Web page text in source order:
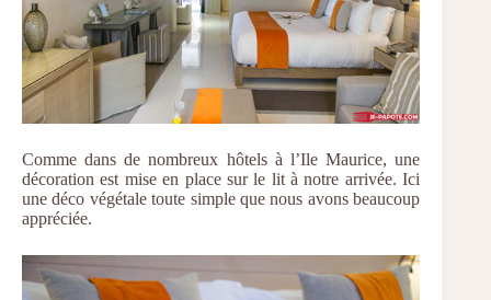
Comme dans de nombreux hôtels à l’Ile Maurice, une
décoration est mise en place sur le lit à notre arrivée. Ici
une déco végétale toute simple que nous avons beaucoup
appréciée.